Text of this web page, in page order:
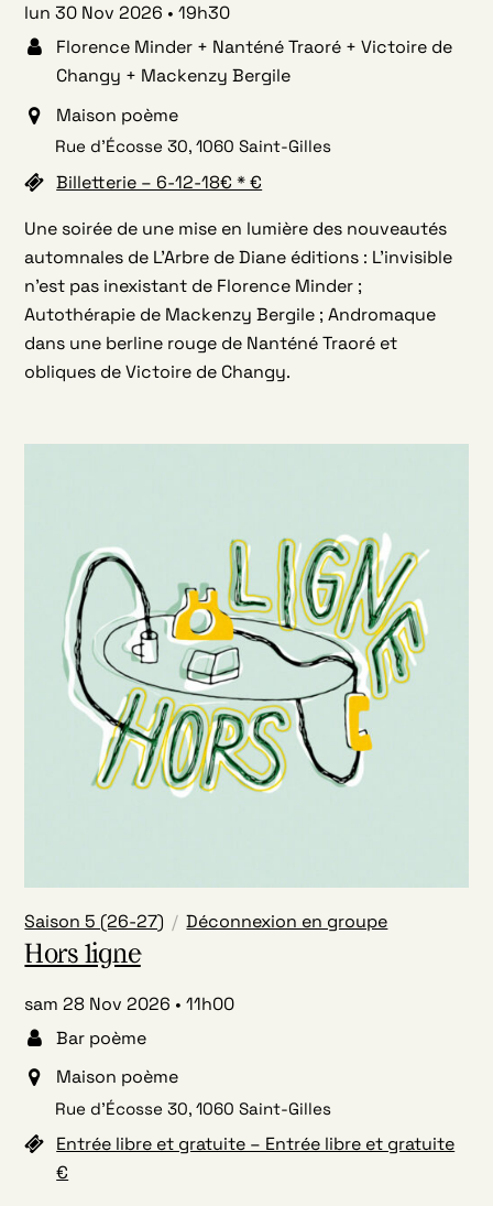
lun 30 Nov 2026
19h30
Florence Minder + Nanténé Traoré + Victoire de
Changy + Mackenzy Bergile
Maison poème
Rue d’Écosse 30, 1060 Saint-Gilles
Billetterie – 6-12-18€ * €
Une soirée de une mise en lumière des nouveautés
automnales de L’Arbre de Diane éditions : L’invisible
n’est pas inexistant de Florence Minder ;
Autothérapie de Mackenzy Bergile ; Andromaque
dans une berline rouge de Nanténé Traoré et
obliques de Victoire de Changy.
Saison 5 (26-27) Déconnexion en groupe
Hors ligne
sam 28 Nov 2026
11h00
Bar poème
Maison poème
Rue d’Écosse 30, 1060 Saint-Gilles
Entrée libre et gratuite – Entrée libre et gratuite
€